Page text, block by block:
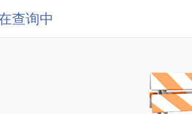
查询中